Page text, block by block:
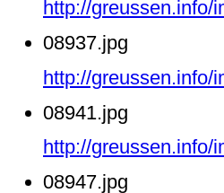
http://greussen.info/
08937.jpg
http://greussen.info/
08941.jpg
http://greussen.info/
08947.jpg